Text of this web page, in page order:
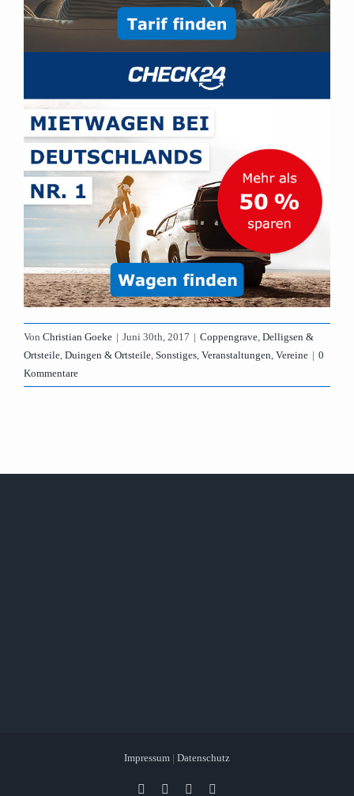
Von Christian Goeke | Juni 30th, 2017 | Coppengrave, Delligsen &
Ortsteile, Duingen & Ortsteile, Sonstiges, Veranstaltungen, Vereine | 0
Kommentare
Impressum | Datenschutz
Facebook Instagram